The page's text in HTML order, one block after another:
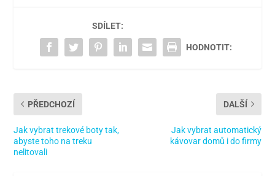
SDÍLET:
HODNOTIT:
PŘEDCHOZÍ
Jak vybrat trekové boty tak,
abyste toho na treku
nelitovali
DALŠÍ
Jak vybrat automatický
kávovar domů i do firmy